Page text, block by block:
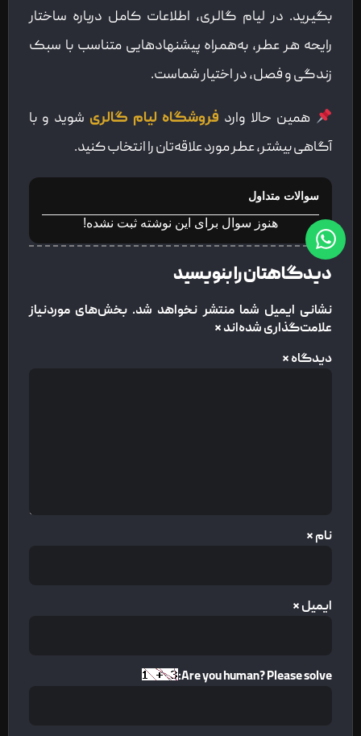
بگیرید. در لیام گالری، اطلاعات کامل درباره ساختار
رایحه هر عطر، به‌همراه پیشنهادهایی متناسب با سبک
زندگی و فصل، در اختیار شماست.
همین حالا وارد فروشگاه لیام گالری شوید و با
آگاهی بیشتر، عطر مورد علاقه‌تان را انتخاب کنید.
سوالات متداول
هنوز سوال برای این نوشته ثبت نشده!
دیدگاهتان را بنویسید
نشانی ایمیل شما منتشر نخواهد شد. بخش‌های موردنیاز
علامت‌گذاری شده‌اند*
دیدگاه*
نام*
ایمیل*
Are you human? Please solve: